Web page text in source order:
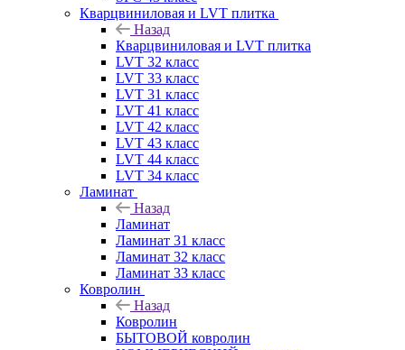
Кварцвиниловая и LVT плитка
Назад
Кварцвиниловая и LVT плитка
LVT 32 класс
LVT 33 класс
LVT 31 класс
LVT 41 класс
LVT 42 класс
LVT 43 класс
LVT 44 класс
LVT 34 класс
Ламинат
Назад
Ламинат
Ламинат 31 класс
Ламинат 32 класс
Ламинат 33 класс
Ковролин
Назад
Ковролин
БЫТОВОЙ ковролин